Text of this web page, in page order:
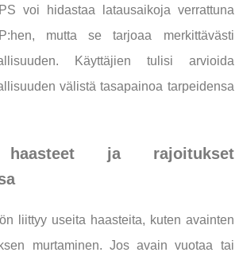
voi hidastaa latausaikoja verrattuna
mutta se tarjoaa merkittävästi
Käyttäjien tulisi arvioida
välistä tasapainoa tarpeidensa
haasteet ja rajoitukset
liittyy useita haasteita, kuten avainten
murtaminen. Jos avain vuotaa tai